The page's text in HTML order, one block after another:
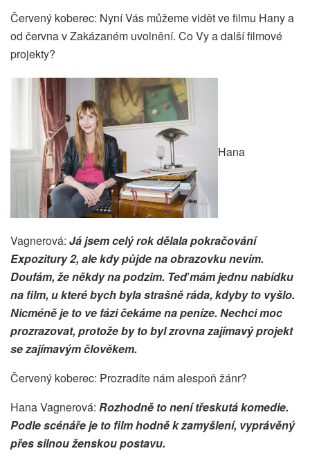
Červený koberec: Nyní Vás můžeme vidět ve filmu Hany a
od června v Zakázaném uvolnění. Co Vy a další filmové
projekty?
Hana
Vagnerová: Já jsem celý rok dělala pokračování
Expozitury 2, ale kdy půjde na obrazovku nevím.
Doufám, že někdy na podzim. Teď mám jednu nabídku
na film, u které bych byla strašně ráda, kdyby to vyšlo.
Nicméně je to ve fázi čekáme na peníze. Nechci moc
prozrazovat, protože by to byl zrovna zajímavý projekt
se zajímavým člověkem.
Červený koberec: Prozradíte nám alespoň žánr?
Hana Vagnerová: Rozhodně to není třeskutá komedie.
Podle scénáře je to film hodně k zamyšlení, vyprávěný
přes silnou ženskou postavu.